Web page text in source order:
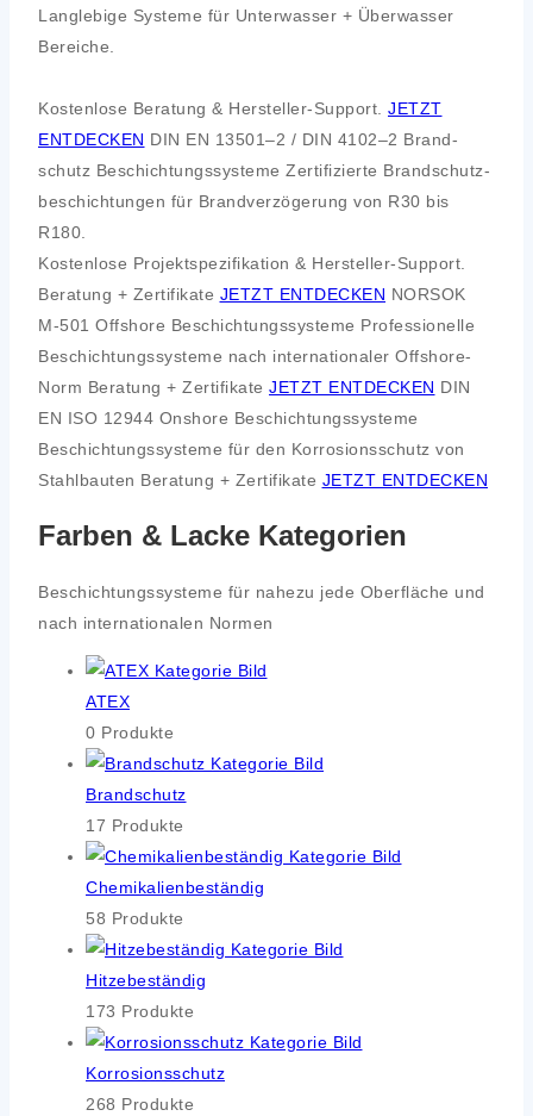
Lang­le­bi­ge Sys­te­me für Unter­was­ser + Über­was­ser
Berei­che.
Kos­ten­lo­se Bera­tung & Her­stel­ler-Sup­port. JETZT
ENTDECKEN DIN EN 13501–2 / DIN 4102–2 Brand­
schutz Beschich­tungs­sys­te­me Zer­ti­fi­zier­te Brand­schutz­
be­schich­tun­gen für Brand­ver­zö­ge­rung von R30 bis
R180.
Kos­ten­lo­se Pro­jekt­spe­zi­fi­ka­ti­on & Her­stel­ler-Sup­port.
Bera­tung + Zer­ti­fi­ka­te JETZT ENTDECKEN NORSOK
M‑501 Off­shore Beschich­tungs­sys­te­me Pro­fes­sio­nel­le
Beschich­tungs­sys­te­me nach inter­na­tio­na­ler Off­shore-
Norm Bera­tung + Zer­ti­fi­ka­te JETZT ENTDECKEN DIN
EN ISO 12944 Onshore Beschich­tungs­sys­te­me
Beschich­tungs­sys­te­me für den Kor­ro­si­ons­schutz von
Stahl­bau­ten Bera­tung + Zer­ti­fi­ka­te JETZT ENTDECKEN
Farben & Lacke Kategorien
Beschich­tungs­sys­te­me für nahe­zu jede Ober­flä­che und
nach inter­na­tio­na­len Nor­men
ATEX
0 Pro­duk­te
Brand­schutz
17 Pro­duk­te
Che­mi­ka­li­en­be­stän­dig
58 Pro­duk­te
Hit­ze­be­stän­dig
173 Pro­duk­te
Kor­ro­si­ons­schutz
268 Pro­duk­te